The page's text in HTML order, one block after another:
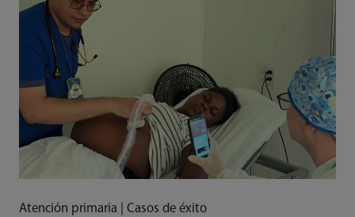
Atención primaria | Casos de éxito